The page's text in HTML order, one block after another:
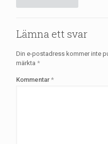
Lämna ett svar
Din e-postadress kommer inte
märkta *
Kommentar *